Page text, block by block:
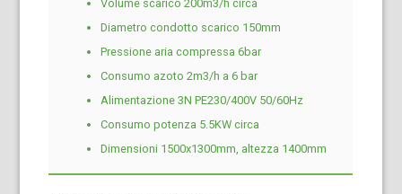
Volume scarico 200m3/h circa
Diametro condotto scarico 150mm
Pressione aria compressa 6bar
Consumo azoto 2m3/h a 6 bar
Alimentazione 3N PE230/400V 50/60Hz
Consumo potenza 5.5KW circa
Dimensioni 1500x1300mm, altezza 1400mm